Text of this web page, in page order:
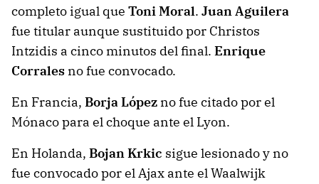
completo igual que Toni Moral. Juan Aguilera
fue titular aunque sustituido por Christos
Intzidis a cinco minutos del final. Enrique
Corralesno fue convocado.
En Francia, Borja Lópezno fue citado por el
Mónaco para el choque ante el Lyon.
En Holanda, Bojan Krkic sigue lesionado y no
fue convocado por el Ajax ante el Waalwijk